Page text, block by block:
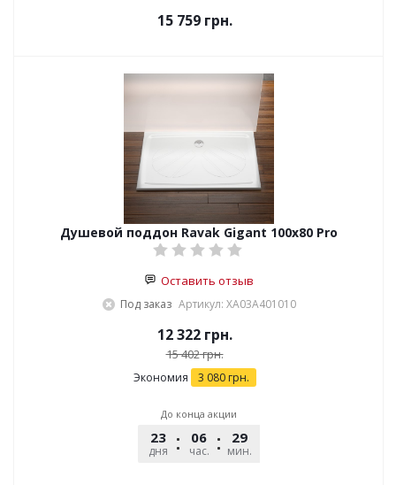
15 759грн.
Душевой поддон Ravak Gigant 100x80 Pro
Оставить отзыв
Под заказ Артикул: XA03A401010
12 322грн.
15 402грн.
Экономия 3 080грн.
До конца акции
23
дня
06
час.
29
мин.